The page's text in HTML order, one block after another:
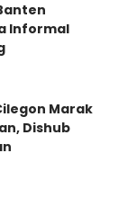
Informal
Marak
Dishub